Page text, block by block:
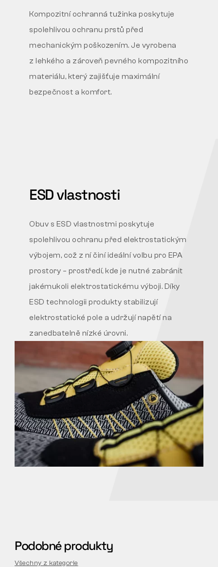
Kompozitní ochranná tužinka poskytuje
spolehlivou ochranu prstů před
mechanickým poškozením. Je vyrobena
z lehkého a zároveň pevného kompozitního
materiálu, který zajišťuje maximální
bezpečnost a komfort.
ESD vlastnosti
Obuv s ESD vlastnostmi poskytuje
spolehlivou ochranu před elektrostatickým
výbojem, což z ní činí ideální volbu pro EPA
prostory – prostředí, kde je nutné zabránit
jakémukoli elektrostatickému výboji. Díky
ESD technologii produkty stabilizují
elektrostatické pole a udržujínapětí na
zanedbatelně nízké úrovni.
Podobné produkty
Všechny z kategorie